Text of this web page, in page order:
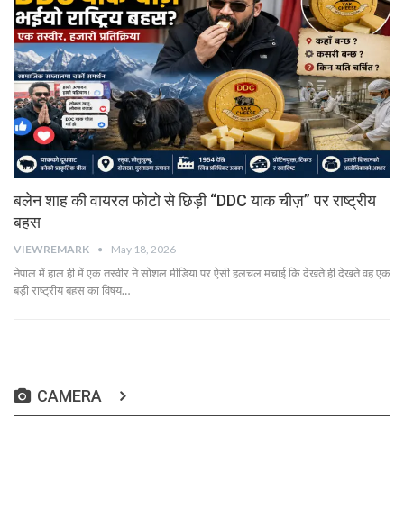
बलेन शाह की वायरल फोटो से छिड़ी “DDC याक चीज़” पर राष्ट्रीय
बहस
VIEWREMARK May 18, 2026
नेपाल में हाल ही में एक तस्वीर ने सोशल मीडिया पर ऐसी हलचल मचाई कि देखते ही देखते वह एक
बड़ी राष्ट्रीय बहस का विषय…
CAMERA